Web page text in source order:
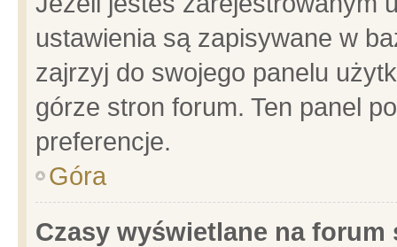
ustawienia są zapisywane w
zajrzyj do swojego panelu
górze stron forum. Ten panel
preferencje.
Góra
Czasy wyświetlane na forum